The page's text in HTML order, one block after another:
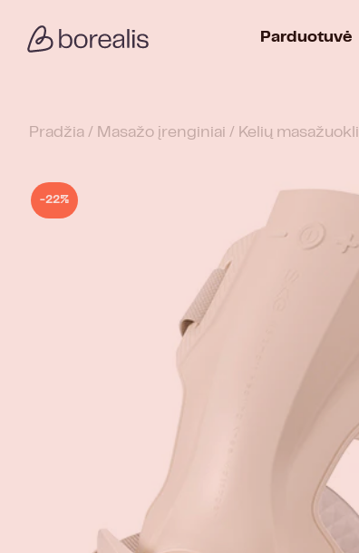
Parduotuvė
Pradžia / Masažo įrenginiai / Kelių
-22%